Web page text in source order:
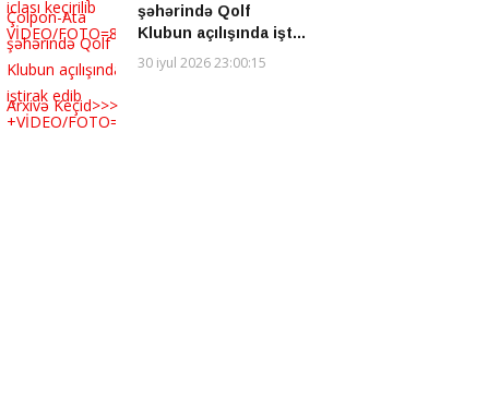
şəhərində Qolf
Klubun açılışında işt...
30 iyul 2026 23:00:15
Arxivə Keçid>>>